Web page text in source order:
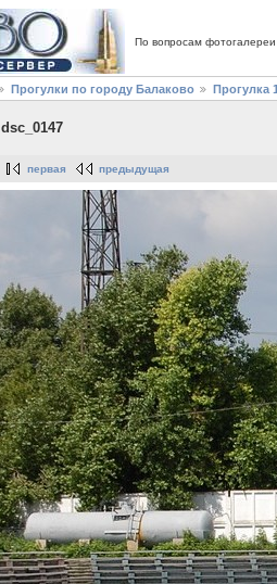
По вопросам
Прогулки по городу Балаково Прогулка
dsc_0147
первая предыдущая